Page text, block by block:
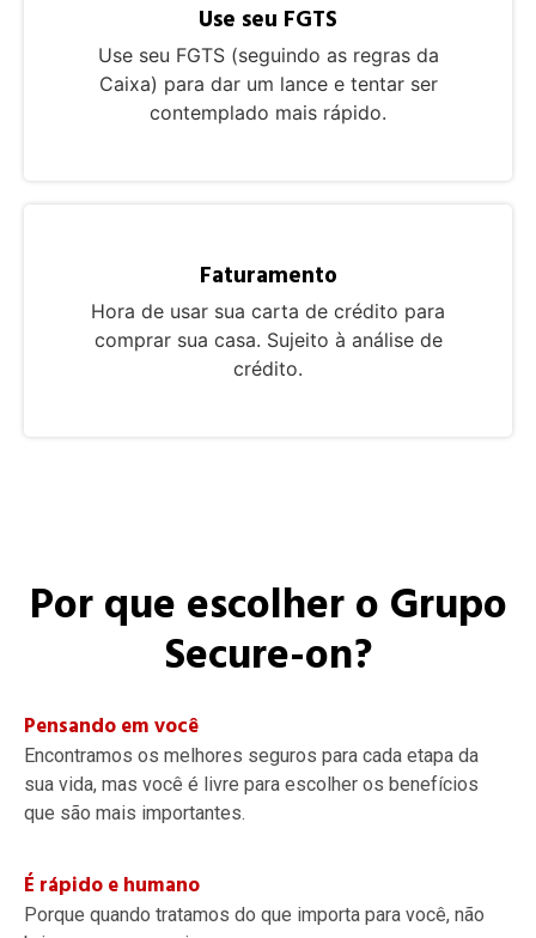
Use seu FGTS
Use seu FGTS (seguindo as regras da
Caixa) para dar um lance e tentar ser
contemplado mais rápido.
Faturamento
Hora de usar sua carta de crédito para
comprar sua casa. Sujeito à análise de
crédito.
Por que escolher o Grupo
Secure-on?
Pensando em você
Encontramos os melhores seguros para cada etapa da
sua vida, mas você é livre para escolher os benefícios
que são mais importantes.
É rápido e humano
Porque quando tratamos do que importa para você, não